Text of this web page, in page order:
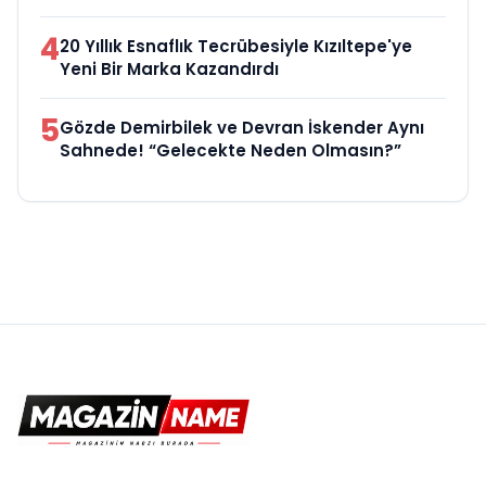
420 Yıllık Esnaflık Tecrübesiyle Kızıltepe'ye
Yeni Bir Marka Kazandırdı
5Gözde Demirbilek ve Devran İskender Aynı
Sahnede! “Gelecekte Neden Olmasın?”